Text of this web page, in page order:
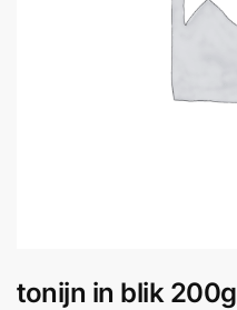
tonijn in blik 200g